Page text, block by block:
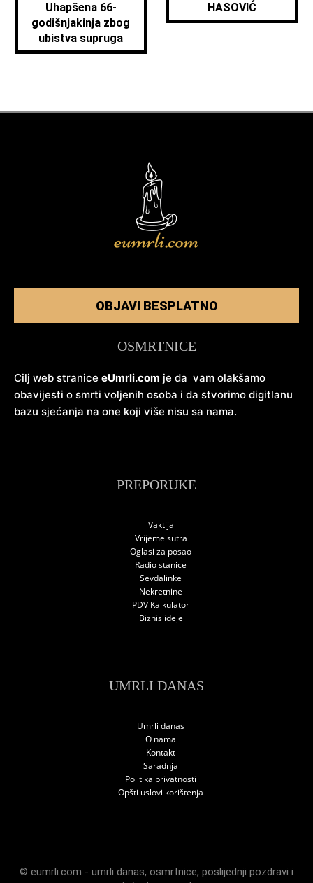
Uhapšena 66-
godišnjakinja zbog
ubistva supruga
HASOVIĆ
OBJAVI BESPLATNO
OSMRTNICE
Cilj web stranice eUmrli.com je da vam olakšamo
obavijesti o smrti voljenih osoba i da stvorimo digitlanu
bazu sjećanja na one koji više nisu sa nama.
PREPORUKE
Vaktija
Vrijeme sutra
Oglasi za posao
Radio stanice
Sevdalinke
Nekretnine
PDV Kalkulator
Biznis ideje
UMRLI DANAS
Umrli danas
O nama
Kontakt
Saradnja
Politika privatnosti
Opšti uslovi korištenja
© eumrli.com - umrli danas, osmrtnice, poslijednji pozdravi i